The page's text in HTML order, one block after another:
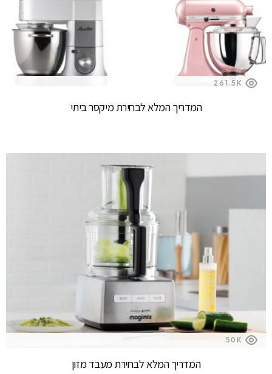
261.5K
המדריך המלא לבחירת מיקסר ביתי
50K
המדריך המלא לבחירת מעבד מזון